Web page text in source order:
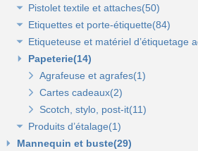
Sacs en petite quantité(4)
Pistolet textile et attaches(50)
Pistolets textile, aiguilles et
Attaches pour pistolets textile(17)
Pistolet Fasbanok et Pistolet
Liens manuels anti-vol et
Pinces crevettes(2)
Etiquettes à trou(0)
Etiquettes et porte-étiquette(84)
Etiquettes textile perforées(0)
Etiquettes à fil(6)
Etiquettes de prix autocollantes(11)
Etiquettes cadeaux autocollantes(11)
Etiquettes soldes et promo
Etiquettes soldes, remises et
Etiqueteuse et matériel d’étiquetage
Etiquettes adhésives pour
Étiqueteuses et rouleaux
Papeterie(14)
Agrafeuse et agrafes(1)
Cartes cadeaux(2)
Scotch, stylo, post-it(11)
Produits d’étalage(1)
Epingles(1)
Mannequin et buste(29)